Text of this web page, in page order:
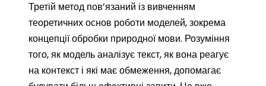
Третій метод пов’язаний із вивченням
теоретичних основ роботи моделей, зокрема
концепції обробки природної мови. Розуміння
того, як модель аналізує текст, як вона реагує
на контекст і які має обмеження, допомагає